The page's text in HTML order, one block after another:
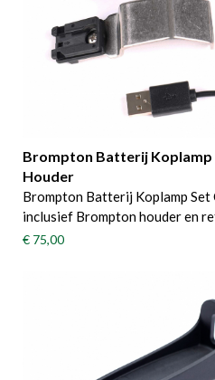
Brompton Batterij Koplamp
Houder
Brompton Batterij Koplamp
inclusief Brompton houder en
€ 75,00